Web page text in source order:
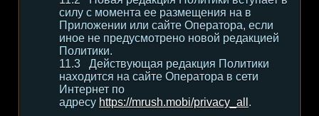
силу с момента ее размещения на в
Приложении или сайте Оператора, если
иное не предусмотрено новой редакцией
Политики.
Действующая редакция Политики
находится на сайте Оператора в сети
Интернет по
адресу https://mrush.mobi/privacy_all .